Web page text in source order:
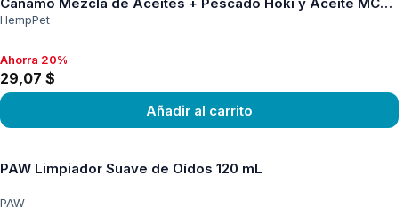
para Gatos 100 ml
HempPet
Ahorra 20%, 29,07 $
Ahorra 20%
29,07 $
Añadir al carrito
PAW Limpiador Suave de Oídos 120 mL
PAW